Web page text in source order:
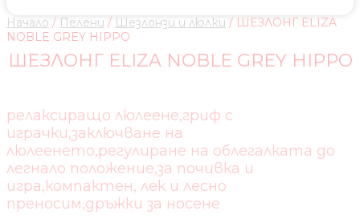
Начало / Пелени / Шезлонзи и люлки / ШЕЗЛОНГ ELIZA
NOBLE GREY HIPPO
ШЕЗЛОНГ ELIZA NOBLE GREY HIPPO
релаксиращо люлеене,гриф с
играчки,заключване на
люлеенето,регулиране на облегалката до
легнало положение,за почивка и
игра,компактен, лек и лесно
преносим,дръжки за носене